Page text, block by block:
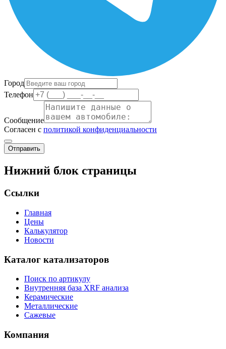
Город
Телефон
Сообщение
Согласен с политикой конфиденциальности
Отправить
Нижний блок страницы
Ссылки
Главная
Цены
Калькулятор
Новости
Каталог катализаторов
Поиск по артикулу
Внутренняя база XRF анализа
Керамические
Металлические
Сажевые
Компания